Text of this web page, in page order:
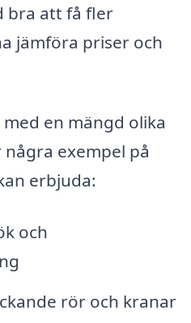
bra att få fler
jämföra priser och
en mängd olika
exempel på
erbjuda:
och
rör och kranar